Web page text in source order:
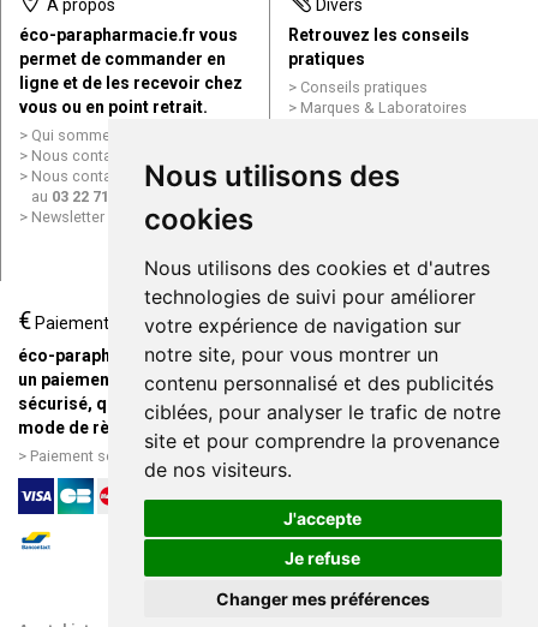
Nous utilisons des
cookies
Nous utilisons des cookies et d'autres
technologies de suivi pour améliorer
votre expérience de navigation sur
notre site, pour vous montrer un
contenu personnalisé et des publicités
ciblées, pour analyser le trafic de notre
site et pour comprendre la provenance
de nos visiteurs.
J'accepte
Je refuse
Changer mes préférences
À propos
éco-parapharmacie.fr vous
permet de commander en
ligne et de les recevoir chez
vous ou en point retrait.
Qui sommes nous ?
Nous contacter par e-mail
Nous contacter par téléphone
au 03 22 71 64 10
Newsletter
Divers
Retrouvez les conseils
pratiques
Conseils pratiques
Marques & Laboratoires
Mentions légales
Données personnelles
ligne
€ Paiement
éco-parapharmacie.fr offre
un paiement entièrement
sécurisé, quel que soit le
mode de règlement
Paiement sécurisé et simple
Livraison / Point retrait
Commandez en ligne et
recevez votre commande
rapidement chez vous ou en
point retrait
Livraison chez vous ou en